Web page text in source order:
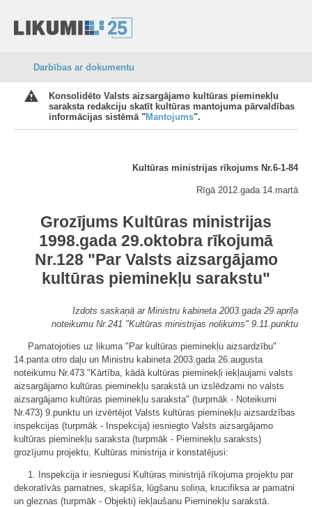
Darbības ar dokumentu
Konsolidēto Valsts aizsargājamo kultūras pieminekļu
saraksta redakciju skatīt kultūras mantojuma pārvaldības
informācijas sistēmā "Mantojums".
Kultūras ministrijas rīkojums Nr.6-1-84
Rīgā 2012.gada 14.martā
Grozījums Kultūras ministrijas
1998.gada 29.oktobra rīkojumā
Nr.128 "Par Valsts aizsargājamo
kultūras pieminekļu sarakstu"
Izdots saskaņā ar Ministru kabineta 2003.gada 29.aprīļa
noteikumu Nr.241 "Kultūras ministrijas nolikums" 9.11.punktu
Pamatojoties uz likuma "Par kultūras pieminekļu aizsardzību"
14.panta otro daļu un Ministru kabineta 2003.gada 26.augusta
noteikumu Nr.473 "Kārtība, kādā kultūras pieminekļi iekļaujami valsts
aizsargājamo kultūras pieminekļu sarakstā un izslēdzami no valsts
aizsargājamo kultūras pieminekļu saraksta" (turpmāk - Noteikumi
Nr.473) 9.punktu un izvērtējot Valsts kultūras pieminekļu aizsardzības
inspekcijas (turpmāk - Inspekcija) iesniegto Valsts aizsargājamo
kultūras pieminekļu saraksta (turpmāk - Pieminekļu saraksts)
grozījumu projektu, Kultūras ministrija ir konstatējusi:
1. Inspekcija ir iesniegusi Kultūras ministrijā rīkojuma projektu par
dekoratīvās pamatnes, skapīša, lūgšanu soliņa, krucifiksa ar pamatni
un gleznas (turpmāk - Objekti) iekļaušanu Pieminekļu sarakstā.